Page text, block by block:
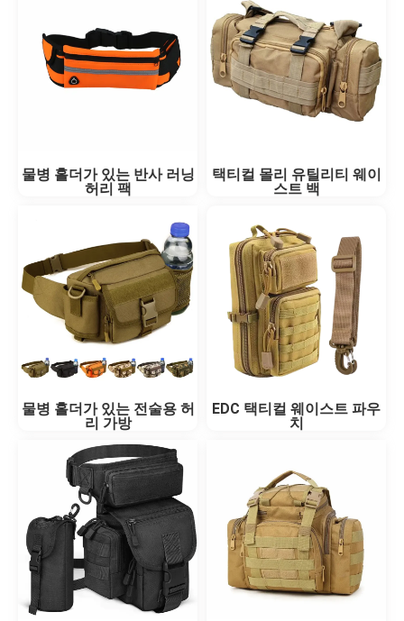
물병 홀더가 있는 반사 러닝
허리 팩
택티컬 몰리 유틸리티 웨이
스트 백
물병 홀더가 있는 전술용 허
리 가방
EDC 택티컬 웨이스트 파우
치